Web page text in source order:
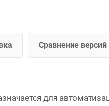
Сравнение версий
для